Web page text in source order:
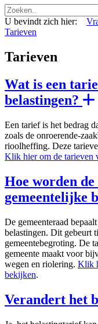
U bevindt zich hier:
Tarieven
Tarieven
Wat is een
belastingen?
Een tarief is het bedrag
zoals de onroerende-
rioolheffing. Deze
Klik hier om de tarieven
Hoe worden
gemeentelijke
De gemeenteraad
belastingen. Dit gebeurt
gemeentebegroting. De
gemeente maakt voor
wegen en riolering. Klik
bekijken.
Verandert het